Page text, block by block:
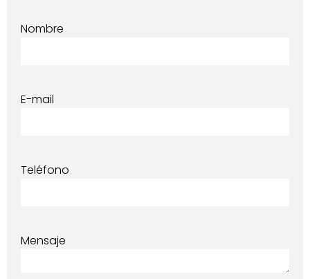
Nombre
E-mail
Teléfono
Mensaje